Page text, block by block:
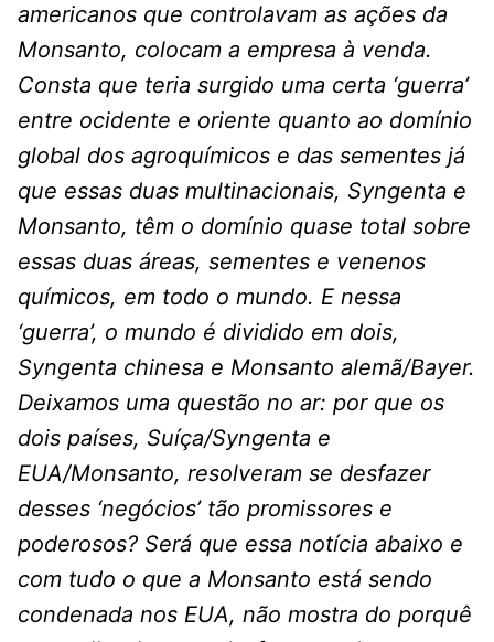
americanos que controlavam as ações da
Monsanto, colocam a empresa à venda.
Consta que teria surgido uma certa ‘guerra’
entre ocidente e oriente quanto ao domínio
global dos agroquímicos e das sementes já
que essas duas multinacionais, Syngenta e
Monsanto, têm o domínio quase total sobre
essas duas áreas, sementes e venenos
químicos, em todo o mundo. E nessa
‘guerra’, o mundo é dividido em dois,
Syngenta chinesa e Monsanto alemã/Bayer.
Deixamos uma questão no ar: por que os
dois países, Suíça/Syngenta e
EUA/Monsanto, resolveram se desfazer
desses ‘negócios’ tão promissores e
poderosos? Será que essa notícia abaixo e
com tudo o que a Monsanto está sendo
condenada nos EUA, não mostra do porquê